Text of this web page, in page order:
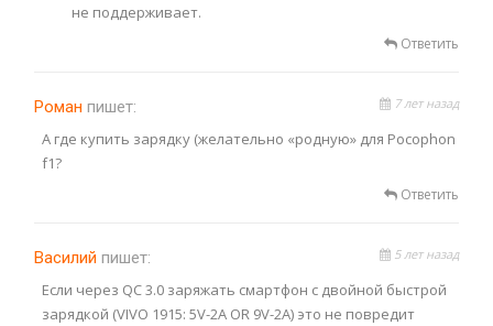
не поддерживает.
Ответить
Роман пишет: 7 лет назад
А где купить зарядку (желательно «родную» для Pocophon
f1?
Ответить
Василий пишет: 5 лет назад
Если через QC 3.0 заряжать смартфон с двойной быстрой
зарядкой (VIVO 1915: 5V-2A OR 9V-2А) это не повредит